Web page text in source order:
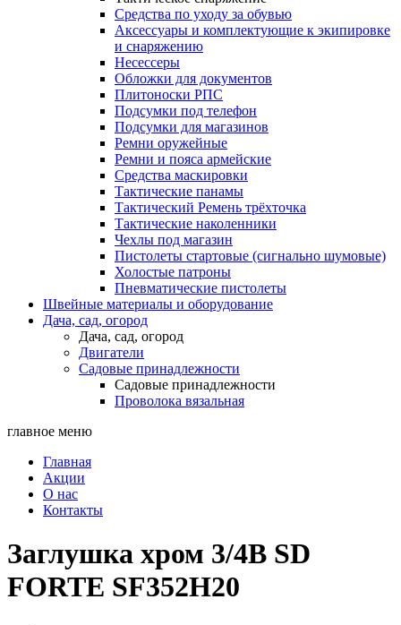
Средства по уходу за обувью
Аксессуары и комплектующие к экипировке
и снаряжению
Несессеры
Обложки для документов
Плитоноски РПС
Подсумки под телефон
Подсумки для магазинов
Ремни оружейные
Ремни и пояса армейские
Средства маскировки
Тактические панамы
Тактический Ремень трёхточка
Тактические наколенники
Чехлы под магазин
Пистолеты стартовые (сигнально шумовые)
Холостые патроны
Пневматические пистолеты
Швейные материалы и оборудование
Дача, сад, огород
Дача, сад, огород
Двигатели
Садовые принадлежности
Садовые принадлежности
Проволока вязальная
главное меню
Главная
Акции
О нас
Контакты
Заглушка хром 3/4В SD
FORTE SF352H20